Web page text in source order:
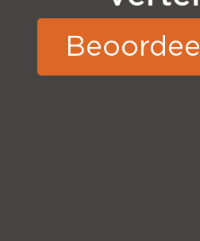
Beoordeel